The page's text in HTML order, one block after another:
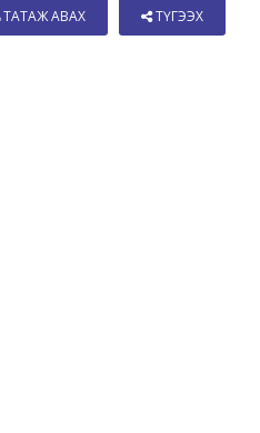
ТАТАЖ АВАХ ТҮГЭЭХ